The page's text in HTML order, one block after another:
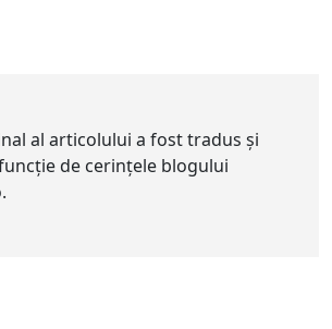
al articolului a fost tradus și
de cerințele blogului